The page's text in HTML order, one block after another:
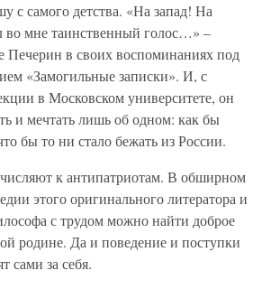
с самого детства. «На запад! На
во мне таинственный голос…» –
Печерин в своих воспоминаниях под
«Замогильные записки». И, с
в Московском университете, он
и мечтать лишь об одном: как бы
бы то ни стало бежать из России.
к антипатриотам. В обширном
этого оригинального литератора и
с трудом можно найти доброе
родине. Да и поведение и поступки
сами за себя.